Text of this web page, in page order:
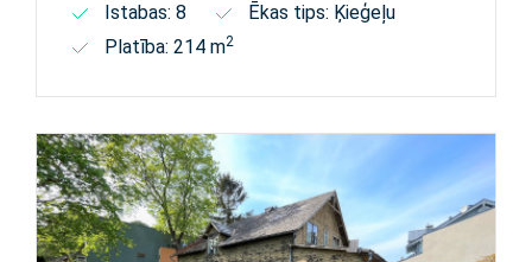
Istabas: 8
Ēkas tips: Ķieģeļu
Platība: 214 m2